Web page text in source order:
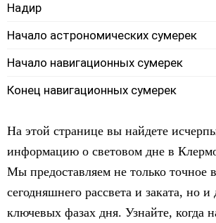
Надир
Начало астрономических сумерек
Начало навигационных сумерек
Конец навигационных сумерек
На этой странице вы найдете
информацию о световом дне в
Мы предоставляем не только точное
сегодняшнего рассвета и заката, но
ключевых фазах дня. Узнайте, когда